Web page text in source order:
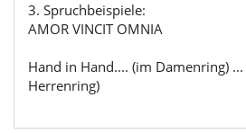
3. Spruchbeispiele:
AMOR VINCIT OMNIA
Hand in Hand.... (im Damenring)
Herrenring)